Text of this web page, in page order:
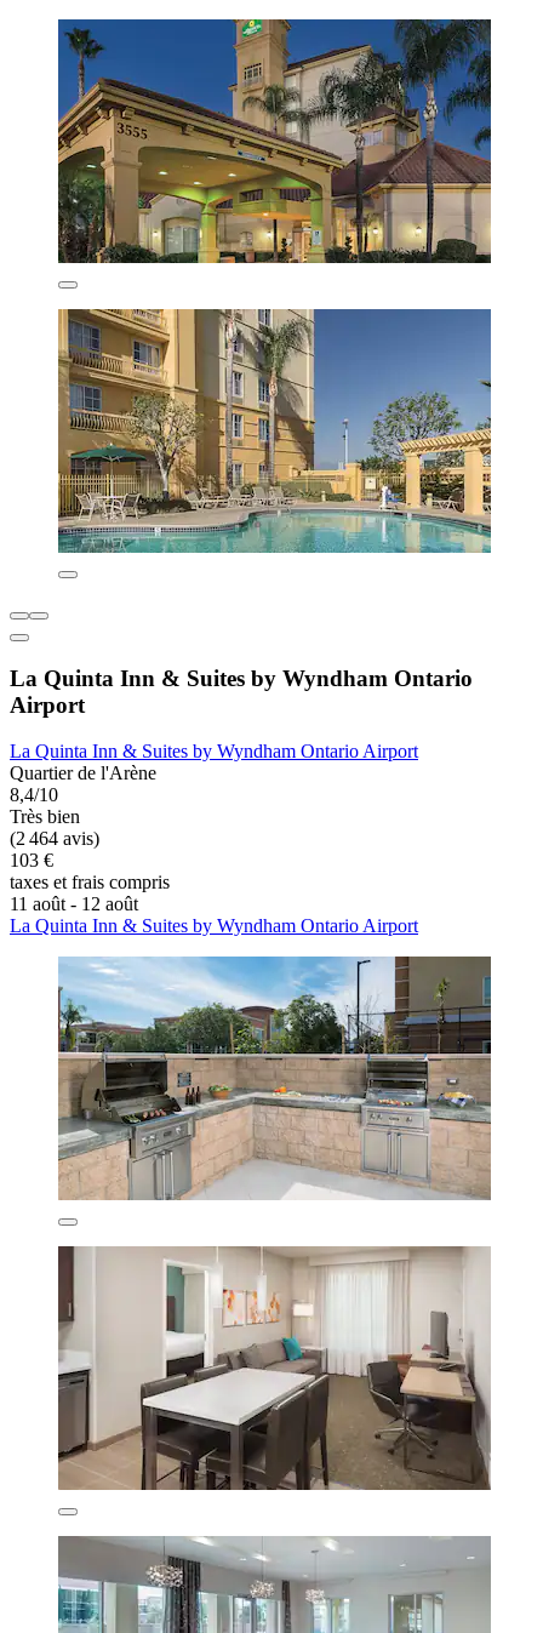
La Quinta Inn & Suites by Wyndham Ontario
Airport
La Quinta Inn & Suites by Wyndham Ontario Airport
Quartier de l'Arène
8,4/10
Très bien
(2 464 avis)
103 €
taxes et frais compris
11 août - 12 août
La Quinta Inn & Suites by Wyndham Ontario Airport